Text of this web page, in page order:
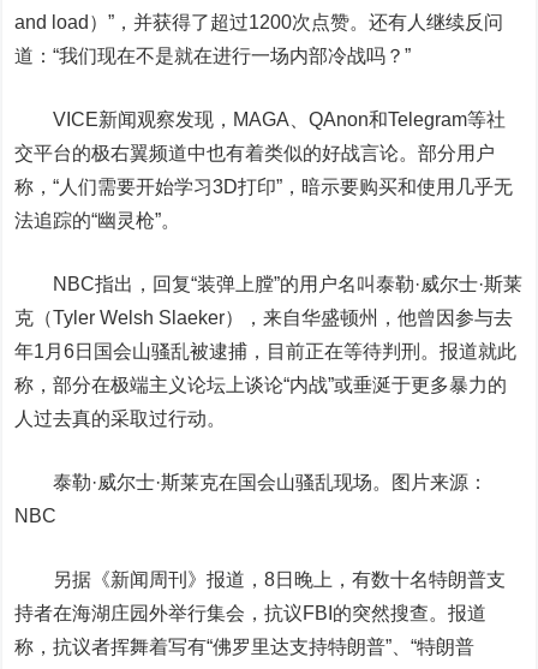
and load）”，并获得了超过1200次点赞。还有人继续反问
道：“我们现在不是就在进行一场内部冷战吗？”
VICE新闻观察发现，MAGA、QAnon和Telegram等社
交平台的极右翼频道中也有着类似的好战言论。部分用户
称，“人们需要开始学习3D打印”，暗示要购买和使用几乎无
法追踪的“幽灵枪”。
NBC指出，回复“装弹上膛”的用户名叫泰勒·威尔士·斯莱
克（Tyler Welsh Slaeker），来自华盛顿州，他曾因参与去
年1月6日国会山骚乱被逮捕，目前正在等待判刑。报道就此
称，部分在极端主义论坛上谈论“内战”或垂涎于更多暴力的
人过去真的采取过行动。
泰勒·威尔士·斯莱克在国会山骚乱现场。图片来源：
NBC
另据《新闻周刊》报道，8日晚上，有数十名特朗普支
持者在海湖庄园外举行集会，抗议FBI的突然搜查。报道
称，抗议者挥舞着写有“佛罗里达支持特朗普”、“特朗普